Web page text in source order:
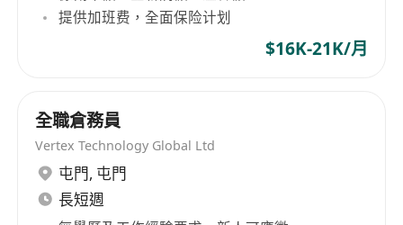
提供加班费，全面保险计划
$16K-21K/月
全職倉務員
Vertex Technology Global Ltd
屯門, 屯門
長短週